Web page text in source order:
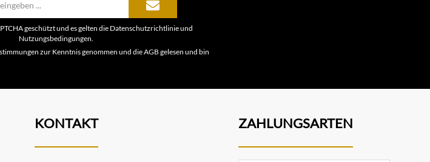
Mail-
Adresse*
geschützt und es gelten die Datenschutzrichtlinieund
Nutzungsbedingungen
zur Kenntnis genommen und dieAGB gelesen und bin
KONTAKT ZAHLUNGSARTEN